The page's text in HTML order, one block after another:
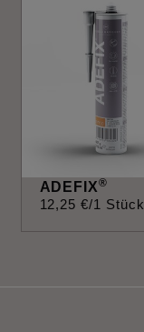
ADEFIX®
12,25 €/1 Stück